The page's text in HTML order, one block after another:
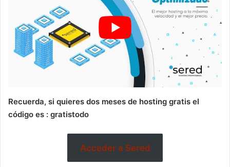
Recuerda, si quieres dos meses de hosting gratis el
código es : gratistodo
Acceder a Sered